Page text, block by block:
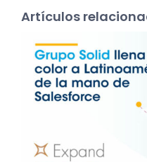
Artículos